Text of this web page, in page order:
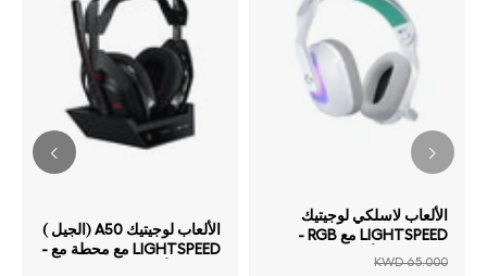
الألعاب لاسلكي لوجيتيك
LIGHTSPEED مع RGB -
KWD 65.000
الألعاب لوجيتيك A50 (الجيل )
LIGHTSPEED مع محطة مع -